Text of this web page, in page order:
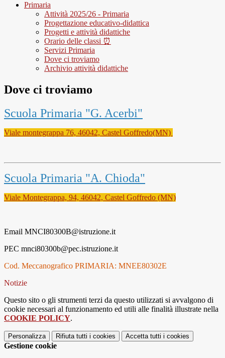
Primaria
Attività 2025/26 - Primaria
Progettazione educativo-didattica
Progetti e attività didattiche
Orario delle classi ⏰
Servizi Primaria
Dove ci troviamo
Archivio attività didattiche
Dove ci troviamo
Scuola Primaria "G. Acerbi"
Viale montegrappa 76, 46042, Castel Goffredo(MN)
Scuola Primaria "A. Chioda"
Viale Montegrappa, 94, 46042, Castel Goffredo (MN)
Email MNCI80300B@istruzione.it
PEC mnci80300b@pec.istruzione.it
Cod. Meccanografico PRIMARIA: MNEE80302E
Notizie
Questo sito o gli strumenti terzi da questo utilizzati si avvalgono di
cookie necessari al funzionamento ed utili alle finalità illustrate nella
COOKIE POLICY.
Personalizza Rifiuta tutti i cookies Accetta tutti i cookies
Gestione cookie